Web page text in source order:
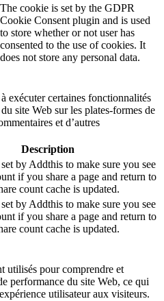
The cookie is set by the GDPR
Cookie Consent plugin and is used
to store whether or not user has
consented to the use of cookies. It
does not store any personal data.
exécuter certaines fonctionnalités
site Web sur les plates-formes de
et d’autres
Description
by Addthis to make sure you see
if you share a page and return to
count cache is updated.
by Addthis to make sure you see
if you share a page and return to
count cache is updated.
utilisés pour comprendre et
performance du site Web, ce qui
utilisateur aux visiteurs.